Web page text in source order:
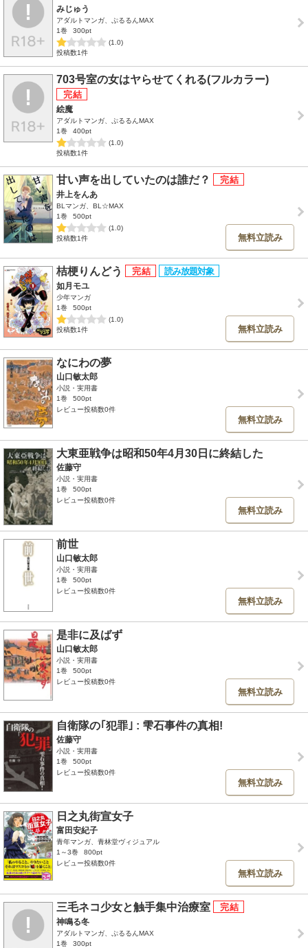
みじゅう
アダルトマンガ、ぷるるんMAX
1巻
300pt
(1.0)
投稿数1件
703号室の女はヤらせてくれる(フルカラー)
絵魔
アダルトマンガ、ぷるるんMAX
1巻
400pt
(1.0)
投稿数1件
甘い声を出していたのは誰だ？
井上をんあ
BLマンガ、BL☆MAX
1巻
500pt
(1.0)
投稿数1件
無料立読み
桔梗りんどう
如月モユ
少年マンガ
1巻
500pt
(1.0)
投稿数1件
無料立読み
なにわの夢
山口敏太郎
小説・実用書
1巻
500pt
レビュー投稿数0件
無料立読み
大東亜戦争は昭和50年4月30日に終結した
佐藤守
小説・実用書
1巻
500pt
レビュー投稿数0件
無料立読み
前世
山口敏太郎
小説・実用書
1巻
500pt
レビュー投稿数0件
無料立読み
是非に及ばず
山口敏太郎
小説・実用書
1巻
500pt
レビュー投稿数0件
無料立読み
自衛隊の｢犯罪｣ : 雫石事件の真相!
佐藤守
小説・実用書
1巻
500pt
レビュー投稿数0件
無料立読み
日之丸街宣女子
富田安紀子
青年マンガ、青林堂ヴィジュアル
1～3巻
800pt
レビュー投稿数0件
無料立読み
三毛ネコ少女と触手集中治療室
神鳴る冬
アダルトマンガ、ぷるるんMAX
1巻
300pt